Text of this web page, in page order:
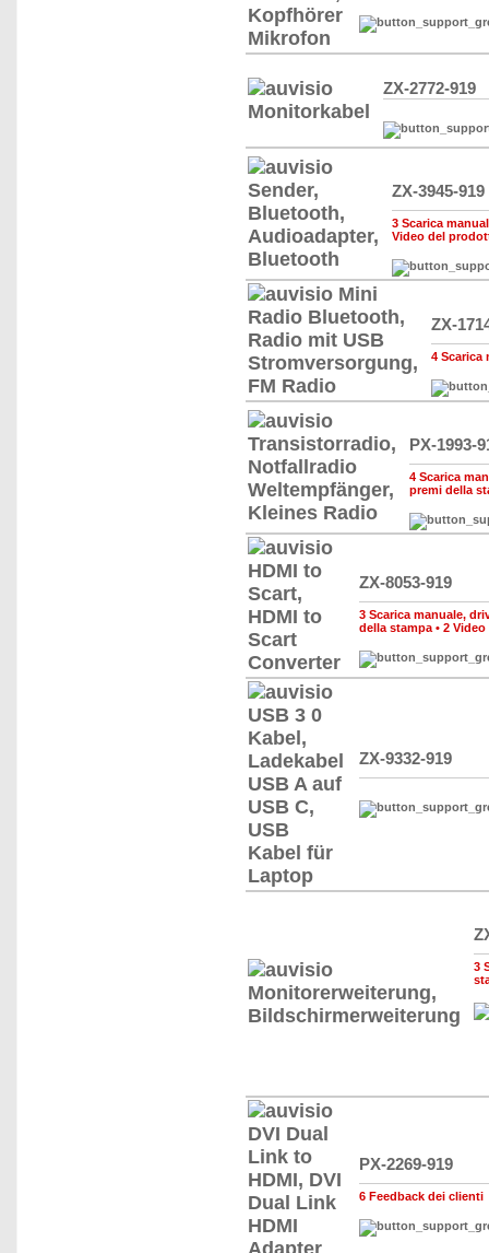
ZX-2772-919
ZX-3945-919
3 Scarica
Video del
ZX-
4 Scarica
PX-1993-
4 Scarica
premi della
ZX-8053-919
3 Scarica manuale,
della stampa • 2
ZX-9332-919
3
PX-2269-919
6 Feedback dei clienti